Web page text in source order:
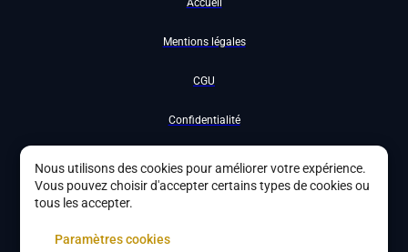
Accueil
Mentions légales
CGU
Confidentialité
Nous utilisons des cookies pour améliorer votre expérience.
Vous pouvez choisir d'accepter certains types de cookies ou
tous les accepter.
Paramètres cookies